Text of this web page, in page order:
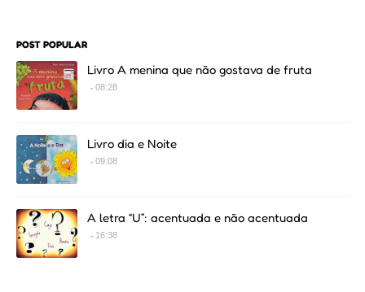
POST POPULAR
Livro A menina que não gostava de fruta
08:28
Livro dia e Noite
09:08
A letra “U”: acentuada e não acentuada
16:38